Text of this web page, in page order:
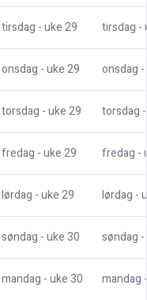
tirsdag - uke29 tirsdag -
onsdag - uke29 onsdag
torsdag - uke29 torsdag
fredag - uke29 fredag -
lørdag - uke29 lørdag -
søndag - uke30 søndag
mandag - uke30 mandag